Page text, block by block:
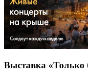
Выставка